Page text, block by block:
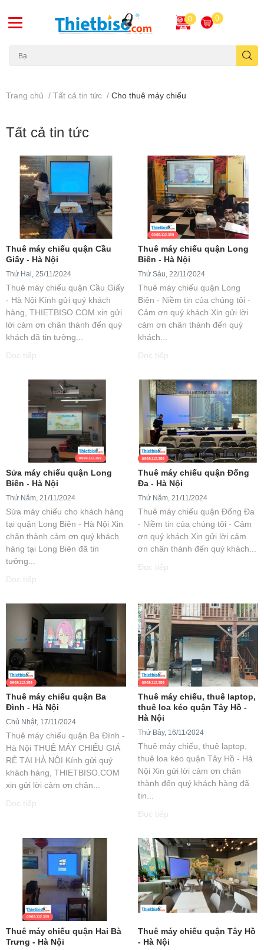
0 0
Trang chủ / Tất cả tin tức / Cho thuê máy chiếu
Tất cả tin tức
Thuê máy chiếu quận Cầu
Giấy - Hà Nội
Thứ Hai, 25/11/2024
Thuê máy chiếu quận Cầu Giấy
- Hà Nội Kính gửi quý khách
hàng, THIETBISO.COM xin gửi
lời cảm ơn chân thành đến quý
khách đã tin tưởng...
Đọc tiếp
Thuê máy chiếu quận Long
Biên - Hà Nội
Thứ Sáu, 22/11/2024
Thuê máy chiếu quận Long
Biên - Niềm tin của chúng tôi -
Cảm ơn quý khách Xin gửi lời
cảm ơn chân thành đến quý
khách...
Đọc tiếp
Sửa máy chiếu quận Long
Biên - Hà Nội
Thứ Năm, 21/11/2024
Sửa máy chiếu cho khách hàng
tại quận Long Biên - Hà Nội Xin
chân thành cảm ơn quý khách
hàng tại Long Biên đã tin
tưởng...
Đọc tiếp
Thuê máy chiếu quận Đống
Đa - Hà Nội
Thứ Năm, 21/11/2024
Thuê máy chiếu quận Đống Đa
- Niềm tin của chúng tôi - Cảm
ơn quý khách Xin gửi lời cảm
ơn chân thành đến quý khách...
Đọc tiếp
Thuê máy chiếu quận Ba
Đình - Hà Nội
Chủ Nhật, 17/11/2024
Thuê máy chiếu quận Ba Đình -
Hà Nội THUÊ MÁY CHIẾU GIÁ
RẺ TẠI HÀ NỘI Kính gửi quý
khách hàng, THIETBISO.COM
xin gửi lời cảm ơn chân...
Đọc tiếp
Thuê máy chiếu, thuê laptop,
thuê loa kéo quận Tây Hồ -
Hà Nội
Thứ Bảy, 16/11/2024
Thuê máy chiếu, thuê laptop,
thuê loa kéo quận Tây Hồ - Hà
Nội Xin gửi lời cảm ơn chân
thành đến quý khách hàng đã
tin...
Đọc tiếp
Thuê máy chiếu quận Hai Bà
Trưng - Hà Nội
Thuê máy chiếu quận Tây Hồ
- Hà Nội